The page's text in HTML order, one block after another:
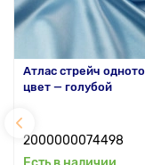
Атлас стрейч
цвет — голубой
2000000074498